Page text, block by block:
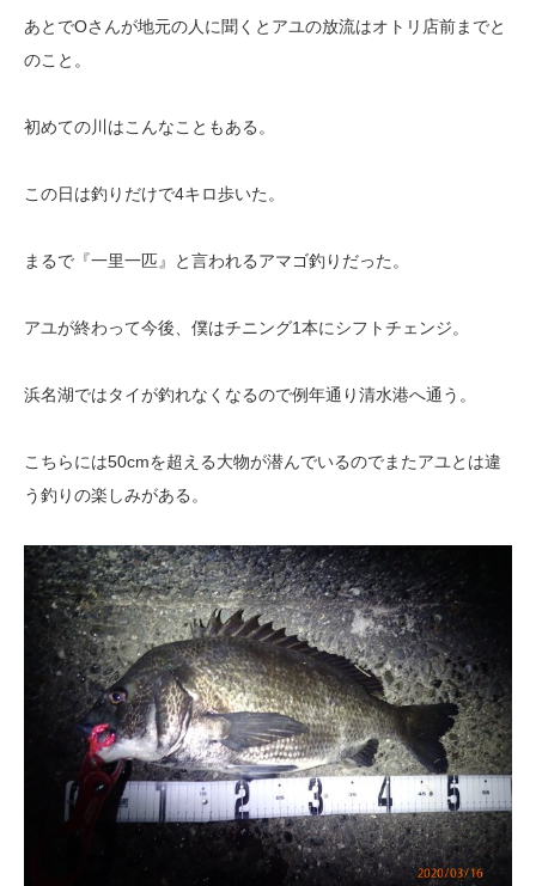
あとでOさんが地元の人に聞くとアユの放流はオトリ店前までと
のこと。
初めての川はこんなこともある。
この日は釣りだけで4キロ歩いた。
まるで『一里一匹』と言われるアマゴ釣りだった。
アユが終わって今後、僕はチニング1本にシフトチェンジ。
浜名湖ではタイが釣れなくなるので例年通り清水港へ通う。
こちらには50cmを超える大物が潜んでいるのでまたアユとは違
う釣りの楽しみがある。